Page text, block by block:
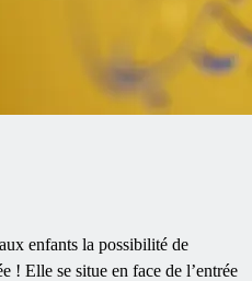
enfants la possibilité de
! Elle se situe en face de l’entrée